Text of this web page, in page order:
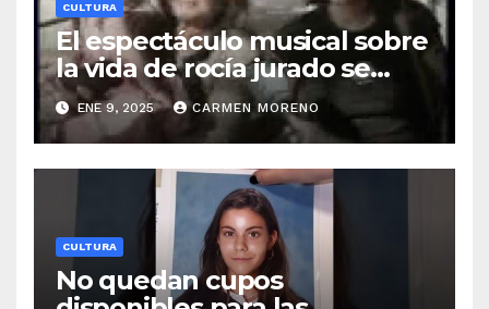
CULTURA
El espectáculo musical sobre
la vida de rocía jurado se
presentará en torremolinos a
mediados de enero
ENE 9, 2025 CARMEN MORENO
CULTURA
No quedan cupos